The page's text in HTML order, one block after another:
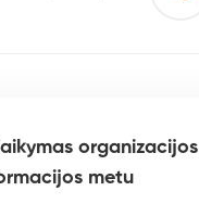
organizacijos
metu